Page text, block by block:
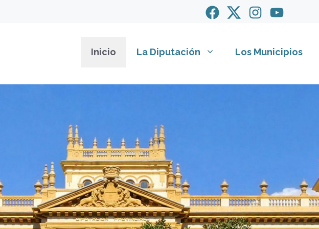
Inicio La Diputación Los Municipios